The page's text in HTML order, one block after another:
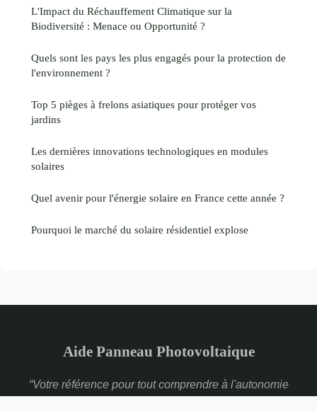
L'Impact du Réchauffement Climatique sur la
Biodiversité : Menace ou Opportunité ?
Quels sont les pays les plus engagés pour la protection de
l'environnement ?
Top 5 pièges à frelons asiatiques pour protéger vos
jardins
Les dernières innovations technologiques en modules
solaires
Quel avenir pour l'énergie solaire en France cette année ?
Pourquoi le marché du solaire résidentiel explose
Aide Panneau Photovoltaique
“Votre référence pour tout comprendre à l'autonomie